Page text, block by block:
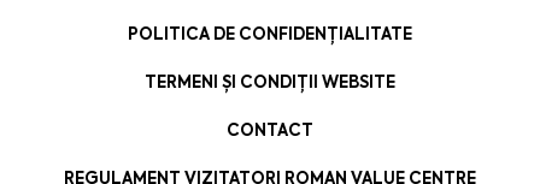
POLITICA DE CONFIDENȚIALITATE
TERMENI ȘI CONDIȚII WEBSITE
CONTACT
REGULAMENT VIZITATORI ROMAN VALUE CENTRE